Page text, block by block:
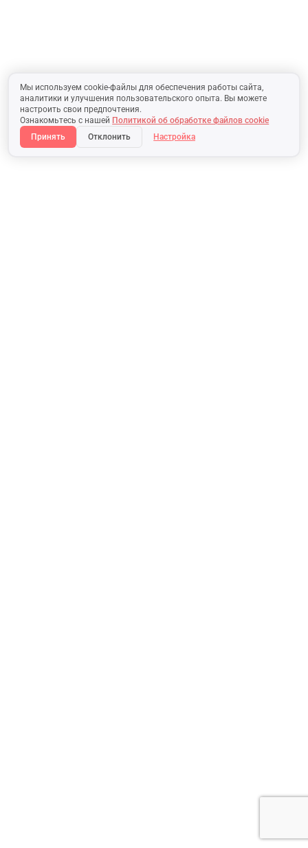
Мы используем cookie-файлы для обеспечения работы сайта,
аналитики и улучшения пользовательского опыта. Вы можете
настроить свои предпочтения.
Ознакомьтесь с нашей Политикой об обработке файлов cookie
Принять
Отклонить Настройка